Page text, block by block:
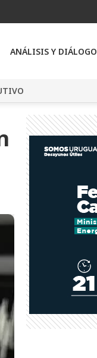
ANÁLISIS Y DIÁLOGO